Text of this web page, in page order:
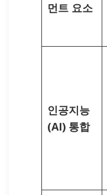
먼트 요소
인공지능
(AI) 통합